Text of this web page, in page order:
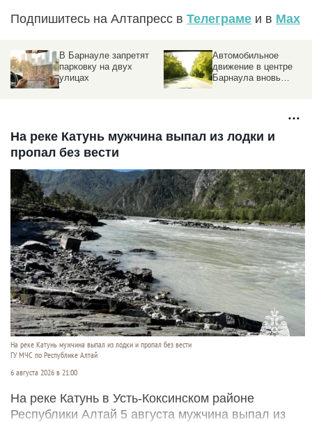
Подпишитесь на Алтапресс в Телеграме и в Max
В Барнауле запретят
парковку на двух
улицах
Автомобильное
движение в центре
Барнаула вновь
На реке Катунь мужчина выпал из лодки и
пропал без вести
На реке Катунь мужчина выпал из лодки и пропал без вести
ГУ МЧС по Республике Алтай
6 августа 2026 в 21:00
На реке Катунь в Усть-Коксинском районе
Республики Алтай 5 августа мужчина выпал из